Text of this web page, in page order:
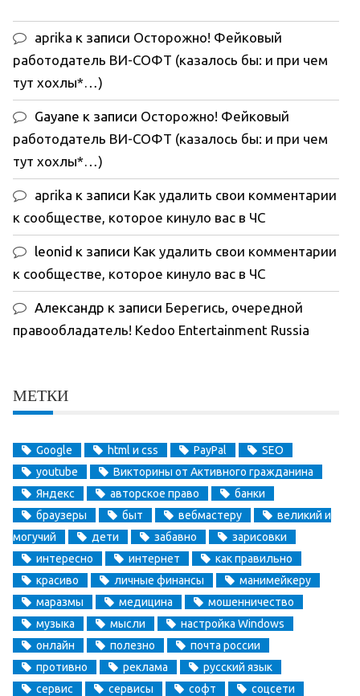
aprika к записи Осторожно! Фейковый
работодатель ВИ-СОФТ (казалось бы: и при чем
тут хохлы*…)
Gayane к записи Осторожно! Фейковый
работодатель ВИ-СОФТ (казалось бы: и при чем
тут хохлы*…)
aprika к записи Как удалить свои комментарии
к сообществе, которое кинуло вас в ЧС
leonid к записи Как удалить свои комментарии
к сообществе, которое кинуло вас в ЧС
Александр к записи Берегись, очередной
правообладатель! Kedoo Entertainment Russia
МЕТКИ
Google html и css PayPal
SEO
youtube
Викторины от Активного гражданина
Яндекс
авторское право
банки
браузеры
быт вебмастеру
великий и
могучий
дети забавно
зарисовки
интересно
интернет
как правильно
красиво
личные финансы
манимейкеру
маразмы
медицина
мошенничество
музыка
мысли
настройка Windows
онлайн
полезно
почта россии
противно
реклама
русский язык
сервис
сервисы софт соцсети